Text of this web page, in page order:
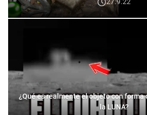
27.9.22
¿Qué es realmente el objeto con forma
la LUNA?